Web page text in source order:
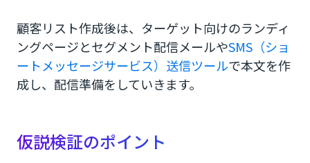
顧客リスト作成後は、ターゲット向けのランディ
ングページとセグメント配信メールやSMS（ショ
ートメッセージサービス）送信ツールで本文を作
成し、配信準備をしていきます。
仮説検証のポイント